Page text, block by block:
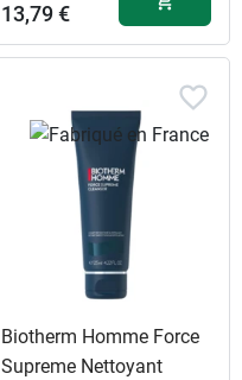
13,79 €
Biotherm Homme Force
Supreme Nettoyant